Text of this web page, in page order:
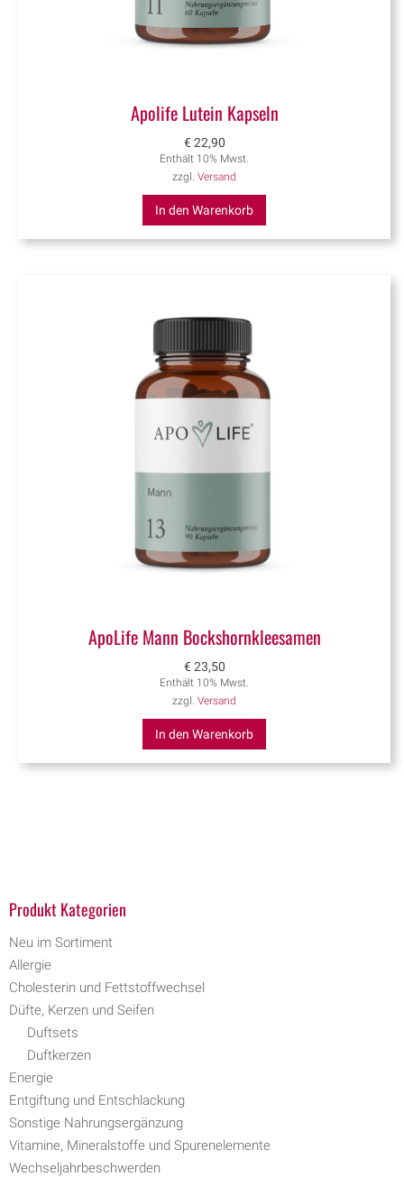
Apolife Lutein Kapseln
€ 22,90
Enthält 10% Mwst.
zzgl. Versand
In den Warenkorb
ApoLife Mann Bockshornkleesamen
€ 23,50
Enthält 10% Mwst.
zzgl. Versand
In den Warenkorb
Produkt Kategorien
Neu im Sortiment
Allergie
Cholesterin und Fettstoffwechsel
Düfte, Kerzen und Seifen
Duftsets
Duftkerzen
Energie
Entgiftung und Entschlackung
Sonstige Nahrungsergänzung
Vitamine, Mineralstoffe und Spurenelemente
Wechseljahrbeschwerden